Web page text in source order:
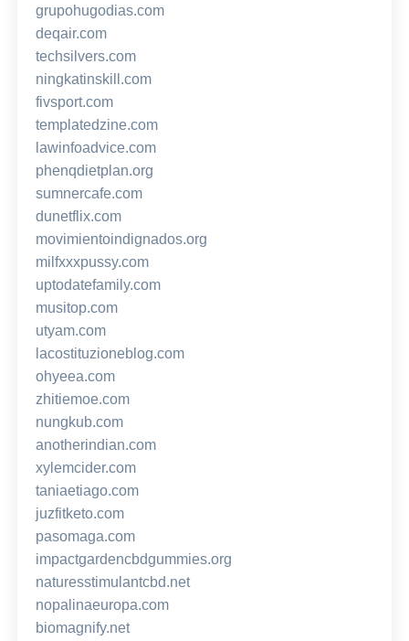
grupohugodias.com
deqair.com
techsilvers.com
ningkatinskill.com
fivsport.com
templatedzine.com
lawinfoadvice.com
phenqdietplan.org
sumnercafe.com
dunetflix.com
movimientoindignados.org
milfxxxpussy.com
uptodatefamily.com
musitop.com
utyam.com
lacostituzioneblog.com
ohyeea.com
zhitiemoe.com
nungkub.com
anotherindian.com
xylemcider.com
taniaetiago.com
juzfitketo.com
pasomaga.com
impactgardencbdgummies.org
naturesstimulantcbd.net
nopalinaeuropa.com
biomagnify.net